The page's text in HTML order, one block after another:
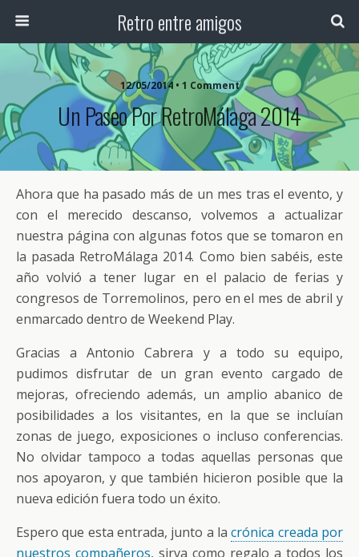
Retro entre amigos
12/05/2014 • 1 Comment
Un Paseo Por RetroMálaga 2014
Ahora que ha pasado más de un mes tras el evento, y
con el merecido descanso, volvemos a actualizar
nuestra página con algunas fotos que se tomaron en
la pasada RetroMálaga 2014. Como bien sabéis, este
año volvió a tener lugar en el palacio de ferias y
congresos de Torremolinos, pero en el mes de abril y
enmarcado dentro de Weekend Play.
Gracias a Antonio Cabrera y a todo su equipo,
pudimos disfrutar de un gran evento cargado de
mejoras, ofreciendo además, un amplio abanico de
posibilidades a los visitantes, en la que se incluían
zonas de juego, exposiciones o incluso conferencias.
No olvidar tampoco a todas aquellas personas que
nos apoyaron, y que también hicieron posible que la
nueva edición fuera todo un éxito.
Espero que esta entrada, junto a lacrónica creada por
nuestros compañeros, sirva como regalo a todos los